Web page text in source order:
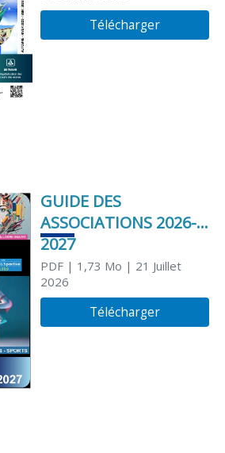
Télécharger
GUIDE DES
ASSOCIATIONS 2026-
2027
PDF| 1,73 Mo | 21 Juillet
2026
Télécharger